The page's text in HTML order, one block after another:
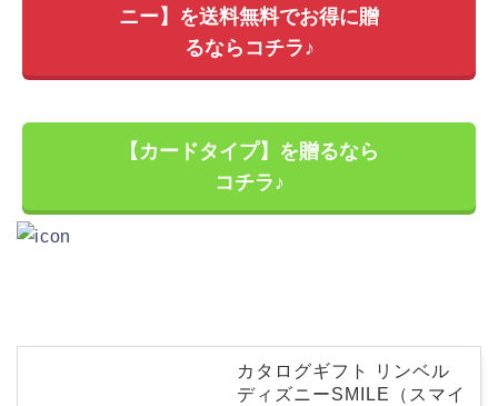
ニー】を送料無料でお得に贈
るならコチラ♪
【カードタイプ】を贈るなら
コチラ♪
カタログギフト リンベル
ディズニーSMILE（スマイ